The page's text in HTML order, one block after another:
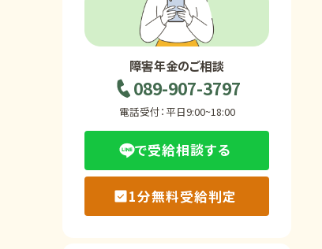
障害年金の基礎知識
障害年金の金額
Q&A・相談事例
障害年金のご相談
089-907-3797
電話受付：平日9:00~18:00
で受給相談する
1分無料受給判定